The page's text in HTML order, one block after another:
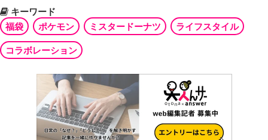
キーワード
福袋
ポケモン ミスタードーナツ ライフスタイル
コラボレーション